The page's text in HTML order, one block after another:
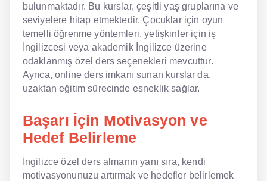
bulunmaktadır. Bu kurslar, çeşitli yaş gruplarına ve
seviyelere hitap etmektedir. Çocuklar için oyun
temelli öğrenme yöntemleri, yetişkinler için iş
İngilizcesi veya akademik İngilizce üzerine
odaklanmış özel ders seçenekleri mevcuttur.
Ayrıca, online ders imkanı sunan kurslar da,
uzaktan eğitim sürecinde esneklik sağlar.
Başarı İçin Motivasyon ve
Hedef Belirleme
İngilizce özel ders almanın yanı sıra, kendi
motivasyonunuzu artırmak ve hedefler belirlemek